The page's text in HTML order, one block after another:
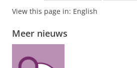
View this page in: English
Meer nieuws